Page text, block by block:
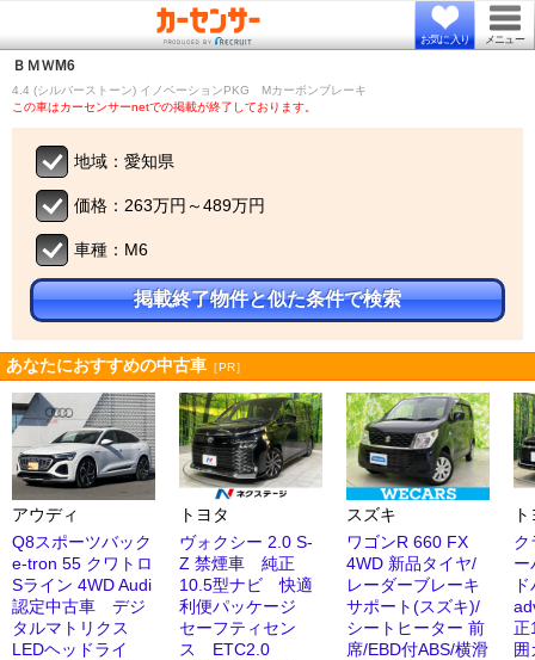
お気に入り メニュー
ＢＭＷM6
4.4 (シルバーストーン) イノベーションPKG Mカーボンブレーキ
この車はカーセンサーnetでの掲載が終了しております。
地域：愛知県
価格：263万円～489万円
車種：M6
掲載終了物件と似た条件で検索
あなたにおすすめの中古車 ［PR］
アウディ
Q8スポーツバック
e-tron 55 クワトロ
Sライン 4WD Audi
認定中古車 デジ
タルマトリクス
LEDヘッドライ
トヨタ
ヴォクシー 2.0 S-
Z 禁煙車 純正
10.5型ナビ 快適
利便パッケージ
セーフティセン
ス ETC2.0
スズキ
ワゴンR 660 FX
4WD 新品タイヤ/
レーダーブレーキ
サポート(スズキ)/
シートヒーター 前
席/EBD付ABS/横滑
ク
ー